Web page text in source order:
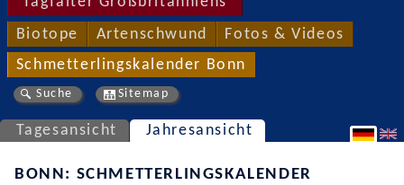
Biotope Artenschwund Fotos & Videos
Schmetterlingskalender Bonn
Suche Sitemap
Tagesansicht Jahresansicht
BONN: SCHMETTERLINGSKALENDER